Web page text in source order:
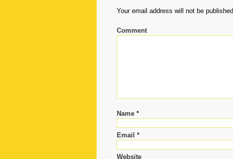
published.
fields
are
marked
Your email address will not be
Comment
Name *
Email *
Website